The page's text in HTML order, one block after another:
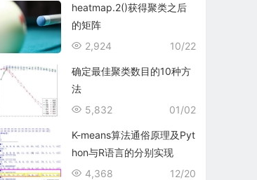
heatmap.2()获得聚类之后
的矩阵
10/22
2,924
确定最佳聚类数目的10种方
法
01/02
5,832
K-means算法通俗原理及Pyt
hon与R语言的分别实现
12/20
4,368